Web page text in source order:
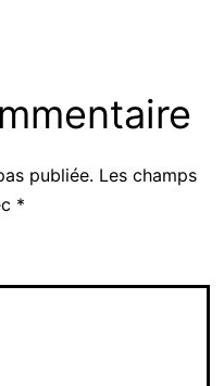
publiée. Les champs
*